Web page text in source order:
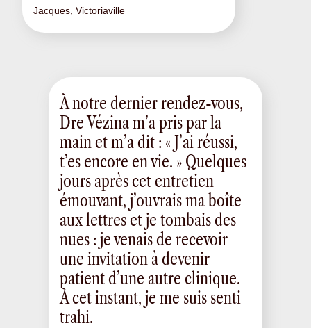
Jacques, Victoriaville
À notre dernier rendez-vous,
Dre Vézina m’a pris par la
main et m’a dit : « J’ai réussi,
t’es encore en vie. » Quelques
jours après cet entretien
émouvant, j’ouvrais ma boîte
aux lettres et je tombais des
nues : je venais de recevoir
une invitation à devenir
patient d’une autre clinique.
À cet instant, je me suis senti
trahi.